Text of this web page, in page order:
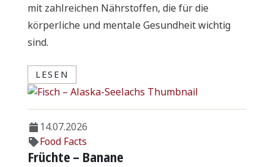
mit zahlreichen Nährstoffen, die für die
körperliche und mentale Gesundheit wichtig
sind.
LESEN
14.07.2026
Food Facts
Früchte – Banane